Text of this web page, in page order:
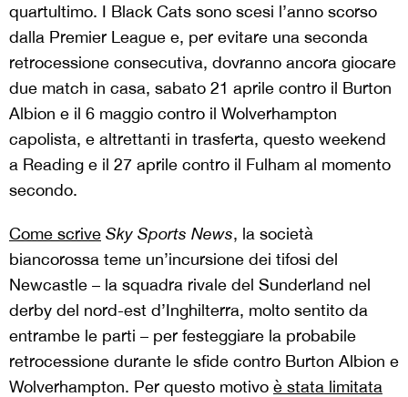
quartultimo. I Black Cats sono scesi l’anno scorso
dalla Premier League e, per evitare una seconda
retrocessione consecutiva, dovranno ancora giocare
due match in casa, sabato 21 aprile contro il Burton
Albion e il 6 maggio contro il Wolverhampton
capolista, e altrettanti in trasferta, questo weekend
a Reading e il 27 aprile contro il Fulham al momento
secondo.
Come scrive Sky Sports News, la società
biancorossa teme un’incursione dei tifosi del
Newcastle – la squadra rivale del Sunderland nel
derby del nord-est d’Inghilterra, molto sentito da
entrambe le parti – per festeggiare la probabile
retrocessione durante le sfide contro Burton Albion e
Wolverhampton. Per questo motivo è stata limitata